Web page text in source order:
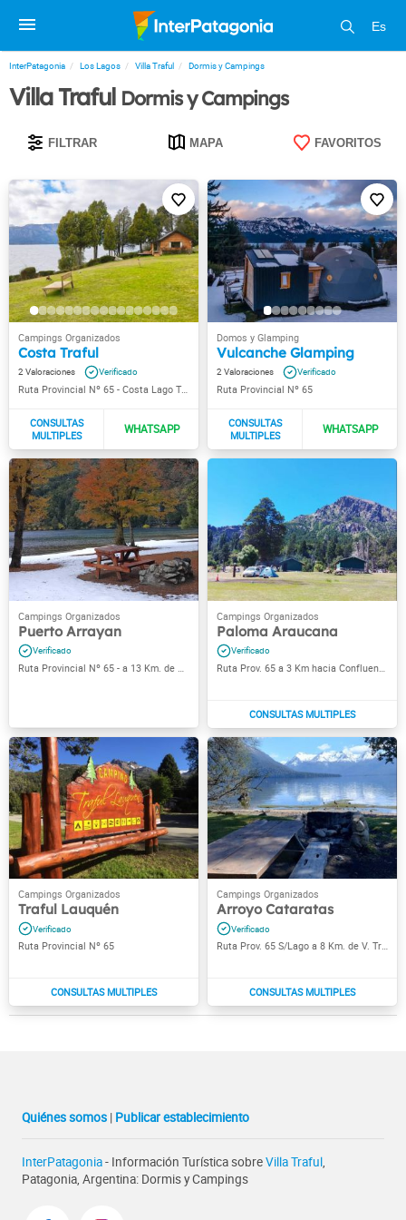
Es
InterPatagonia Los Lagos Villa Traful Dormis y Campings
Villa Traful Dormis y Campings
FILTRAR MAPA FAVORITOS
Costa Traful
2
Ruta Provincial Nº 65 - Costa Lago Traful
Vulcanche Glamping
2
Ruta Provincial Nº 65
Puerto Arrayan Paloma Araucana
Traful Lauquén
Ruta Provincial Nº 65
Arroyo Cataratas
Ruta Prov. 65 S/Lago a 8 Km. de V. Traful
Quiénes somos | Publicar establecimiento
InterPatagonia- Información Turística sobreVilla Traful
Patagonia, Argentina: Dormis y Campings